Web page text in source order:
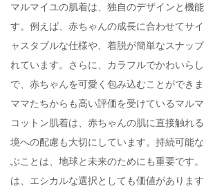
マルマイユの肌着は、独自のデザインと機
す。例えば、赤ちゃんの成長に合わせてサ
ャスタブルな仕様や、着脱が簡単なスナッ
れています。さらに、カラフルでかわいら
で、赤ちゃんを可愛く包み込むことができま
ママたちからも高い評価を受けているマル
コットン肌着は、赤ちゃんの肌に直接触れ
境への配慮も大切にしています。持続可能
ぶことは、地球と未来のためにも重要です
は、エシカルな選択としても価値があります